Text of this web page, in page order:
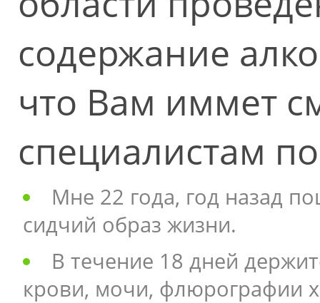
содержание
что Вам иммет
специалистам
Мне 22 года, год назад
сидчий образ жизни.
В течение 18 дней
крови, мочи, флюрографии